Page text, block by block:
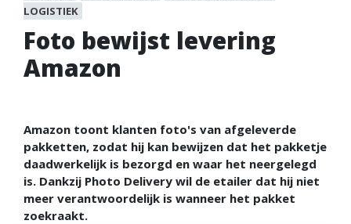
LOGISTIEK
Foto bewijst levering
Amazon
Amazon toont klanten foto's van afgeleverde
pakketten, zodat hij kan bewijzen dat het pakketje
daadwerkelijk is bezorgd en waar het neergelegd
is. Dankzij Photo Delivery wil de etailer dat hij niet
meer verantwoordelijk is wanneer het pakket
zoekraakt.